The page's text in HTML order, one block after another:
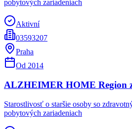
pobytových zariadeniach
Aktivní
03593207
Praha
Od 2014
ALZHEIMER HOME Region
Starostlivosť o staršie osoby so
pobytových zariadeniach